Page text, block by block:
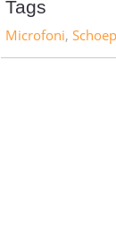
Tags
Microfoni,